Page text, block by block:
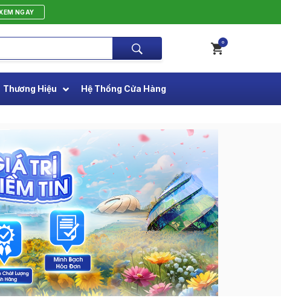
NGAY
0
Thương Hiệu Hệ Thống Cửa Hàng